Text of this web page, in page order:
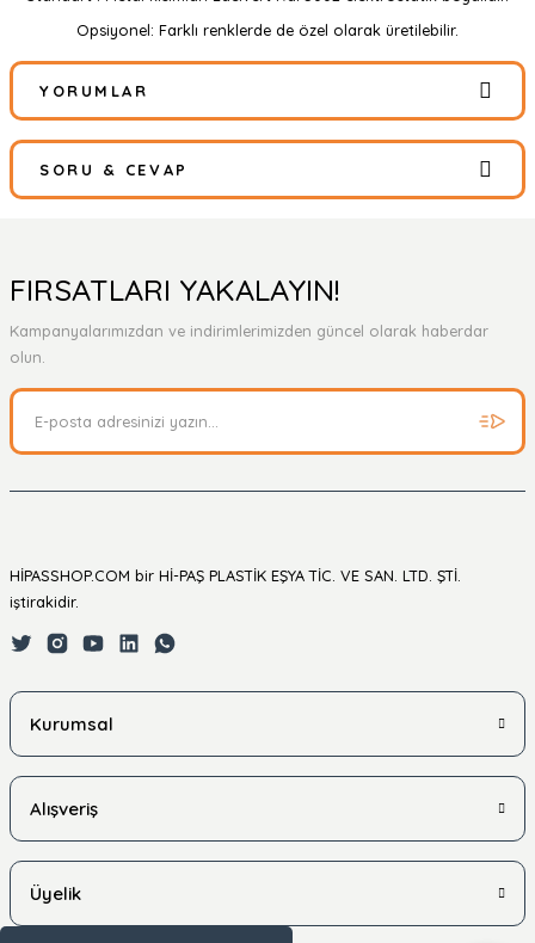
Opsiyonel: Farklı renklerde de özel olarak üretilebilir.
YORUMLAR
Bu ürüne ilk yorumu siz yapın!
Yorum Yaz
SORU & CEVAP
Ürün hakkında henüz soru sorulmamış.
FIRSATLARI YAKALAYIN!
Kampanyalarımızdan ve indirimlerimizden güncel olarak haberdar
olun.
HİPASSHOP.COM bir Hİ-PAŞ PLASTİK EŞYA TİC. VE SAN. LTD. ŞTİ.
iştirakidir.
Kurumsal
Alışveriş
Üyelik